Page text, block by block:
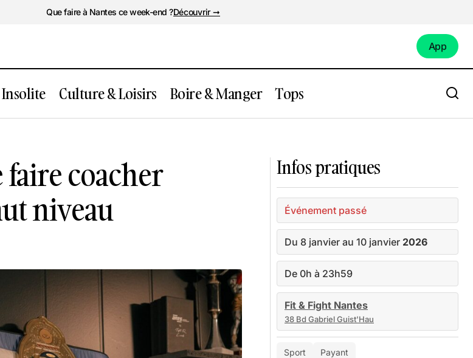
Que faire à Nantes ce week-end ?Découvrir ➞
App
Insolite Culture & Loisirs Boire & Manger Tops
faire coacher par des sportifs de haut
faire coacher
niveau
Infos pratiques
Événement passé
Du 8 janvier au 10 janvier 2026
De 0h à 23h59
Fit & Fight Nantes
38 Bd Gabriel Guist'Hau
Sport Payant